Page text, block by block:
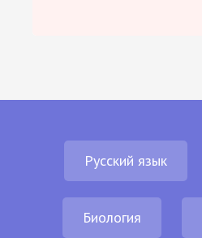
Русский язык
Биология